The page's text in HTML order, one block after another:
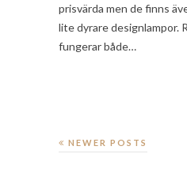
prisvärda men de finns
lite dyrare designlampor.
fungerar både…
NEWER POSTS